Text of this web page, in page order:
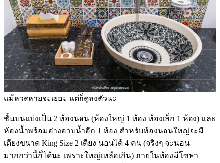
แม้ลวดลายจะเยอะ แต่ก็ดูลงตัวนะ
ชั้นบนแบ่งเป็น 2 ห้องนอน (ห้องใหญ่ 1 ห้อง ห้องเล็ก 1 ห้อง) และ
ห้องน้ำพร้อมอ่างอาบน้ำอีก 1 ห้อง สำหรับห้องนอนใหญ่จะมี
เตียงขนาด King Size 2 เตียง นอนได้ 4 คน (จริงๆ จะนอน
มากกว่านี้ก็ได้นะ เพราะใหญ่เหลือเกิน) ภายในห้องมีโซฟา